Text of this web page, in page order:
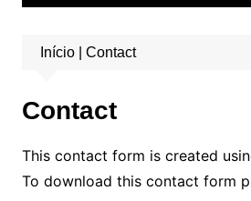
Início| Contact
Contact
This contact form is created
To download this contact form